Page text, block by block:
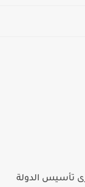
تأسيس الدولة